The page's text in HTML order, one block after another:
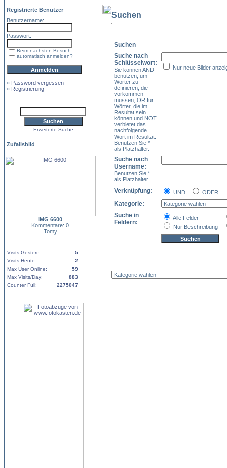
Registrierte Benutzer
Benutzername:
Passwort:
Beim nächsten Besuch
automatisch anmelden?
» Password vergessen
» Registrierung
Erweiterte Suche
Zufallsbild
IMG 6600
Kommentare: 0
Tomy
Visits Gestern:
5
Visits Heute:
2
Max User Online:
59
Max Visits/Day:
883
Counter Full:
2275047
Suchen
Suchen
Suche nach
Schlüsselwort:
Sie können AND
benutzen, um
Wörter zu
definieren, die
vorkommen
müssen, OR für
Wörter, die im
Resultat sein
können und NOT
verbietet das
nachfolgende
Wort im Resultat.
Benutzen Sie *
als Platzhalter.
Nur neue Bilder
Suche nach
Username:
Benutzen Sie *
als Platzhalter.
Verknüpfung: UND ODER
Kategorie:
Suche in
Feldern:
Alle Felder
Nur Beschreibung